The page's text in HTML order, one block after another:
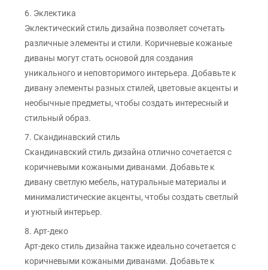
6. Эклектика
Эклектический стиль дизайна позволяет сочетать
различные элементы и стили. Коричневые кожаные
диваны могут стать основой для создания
уникального и неповторимого интерьера. Добавьте к
дивану элементы разных стилей, цветовые акценты и
необычные предметы, чтобы создать интересный и
стильный образ.
7. Скандинавский стиль
Скандинавский стиль дизайна отлично сочетается с
коричневыми кожаными диванами. Добавьте к
дивану светлую мебель, натуральные материалы и
минималистические акценты, чтобы создать светлый
и уютный интерьер.
8. Арт-деко
Арт-деко стиль дизайна также идеально сочетается с
коричневыми кожаными диванами. Добавьте к